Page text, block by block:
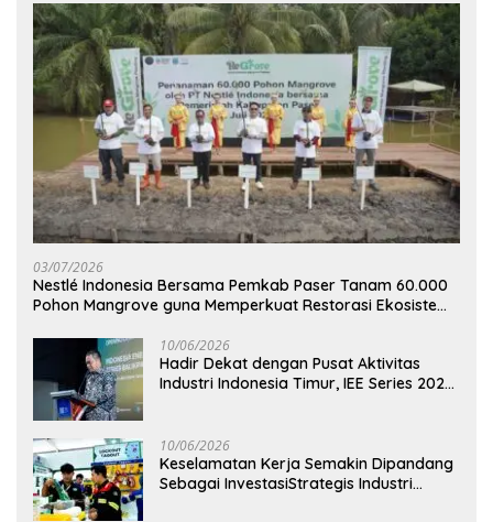
03/07/2026
Nestlé Indonesia Bersama Pemkab Paser Tanam 60.000
Pohon Mangrove guna Memperkuat Restorasi Ekosistem
10/06/2026
Hadir Dekat dengan Pusat Aktivitas
Industri Indonesia Timur, IEE Series 2026
10/06/2026
Keselamatan Kerja Semakin Dipandang
Sebagai InvestasiStrategis Industri